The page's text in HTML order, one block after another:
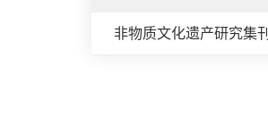
非物质文化遗产研究集刊